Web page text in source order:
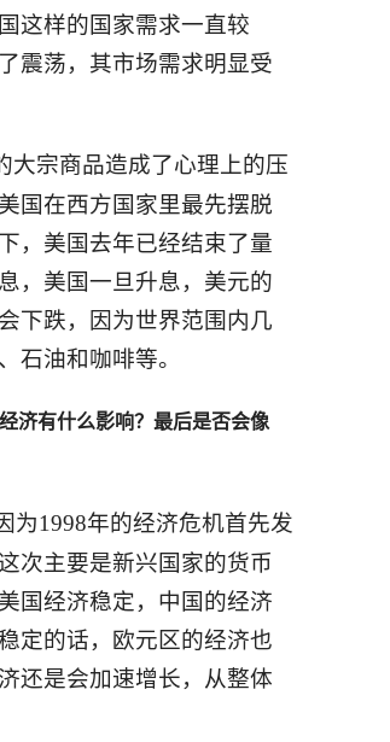
这样的国家需求一直较
震荡，其市场需求明显受
大宗商品造成了心理上的压
国在西方国家里最先摆脱
，美国去年已经结束了量
，美国一旦升息，美元的
下跌，因为世界范围内几
石油和咖啡等。
济有什么影响？最后是否会像
为1998年的经济危机首先发
次主要是新兴国家的货币
国经济稳定，中国的经济
定的话，欧元区的经济也
还是会加速增长，从整体